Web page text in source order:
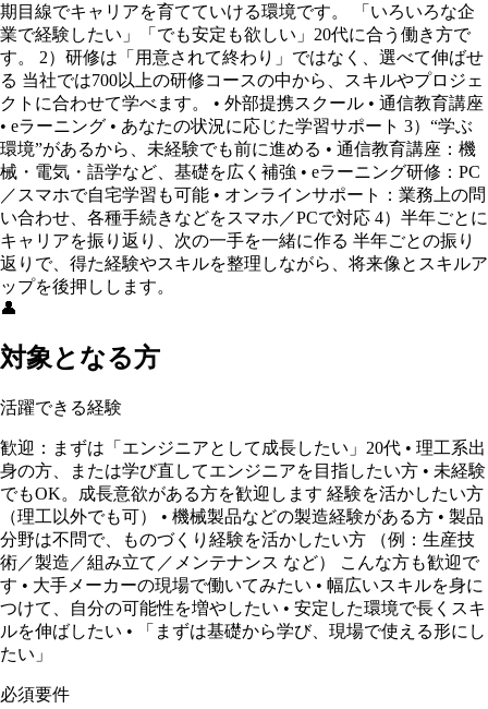
期目線でキャリアを育てていける環境です。 「いろいろな企
業で経験したい」「でも安定も欲しい」20代に合う働き方で
す。 2）研修は「用意されて終わり」ではなく、選べて伸ばせ
る 当社では700以上の研修コースの中から、スキルやプロジェ
クトに合わせて学べます。 • 外部提携スクール • 通信教育講座
• eラーニング • あなたの状況に応じた学習サポート 3）“学ぶ
環境”があるから、未経験でも前に進める • 通信教育講座：機
械・電気・語学など、基礎を広く補強 • eラーニング研修：PC
／スマホで自宅学習も可能 • オンラインサポート：業務上の問
い合わせ、各種手続きなどをスマホ／PCで対応 4）半年ごとに
キャリアを振り返り、次の一手を一緒に作る 半年ごとの振り
返りで、得た経験やスキルを整理しながら、将来像とスキルア
ップを後押しします。
👤
対象となる方
活躍できる経験
歓迎：まずは「エンジニアとして成長したい」20代 • 理工系出
身の方、または学び直してエンジニアを目指したい方 • 未経験
でもOK。成長意欲がある方を歓迎します 経験を活かしたい方
（理工以外でも可） • 機械製品などの製造経験がある方 • 製品
分野は不問で、ものづくり経験を活かしたい方 （例：生産技
術／製造／組み立て／メンテナンス など） こんな方も歓迎で
す • 大手メーカーの現場で働いてみたい • 幅広いスキルを身に
つけて、自分の可能性を増やしたい • 安定した環境で長くスキ
ルを伸ばしたい • 「まずは基礎から学び、現場で使える形にし
たい」
必須要件